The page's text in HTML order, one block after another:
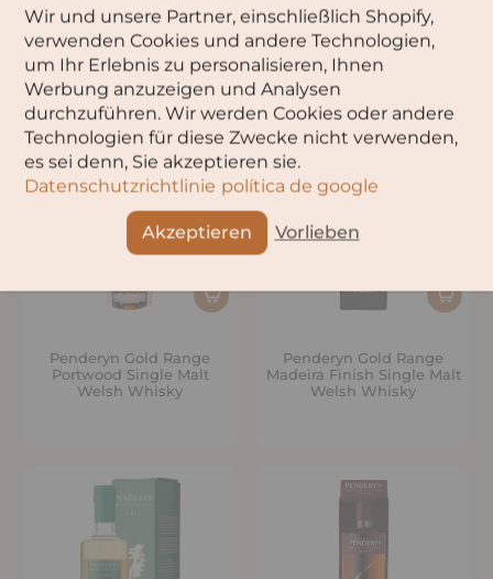
Peated Single Malt Welsh
Whisky
Myth Single Malt Welsh
Whisky
Penderyn Gold Range
Portwood Single Malt
Welsh Whisky
Penderyn Gold Range
Madeira Finish Single Malt
Welsh Whisky
Wir und unsere Partner, einschließlich Shopify,
verwenden Cookies und andere Technologien,
um Ihr Erlebnis zu personalisieren, Ihnen
Werbung anzuzeigen und Analysen
durchzuführen. Wir werden Cookies oder andere
Technologien für diese Zwecke nicht verwenden,
es sei denn, Sie akzeptieren sie.
Datenschutzrichtlinie política de google
Akzeptieren Vorlieben